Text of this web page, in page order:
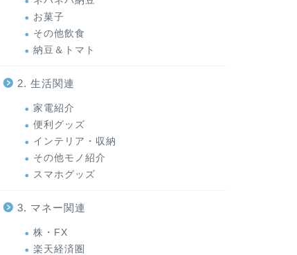
お菓子
その他飲食
納豆＆トマト
2. 生活関連
家電紹介
便利グッズ
インテリア・収納
その他モノ紹介
スマホグッズ
3. マネー関連
株・FX
楽天経済圏